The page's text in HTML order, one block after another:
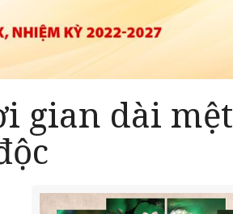
gian dài mệt